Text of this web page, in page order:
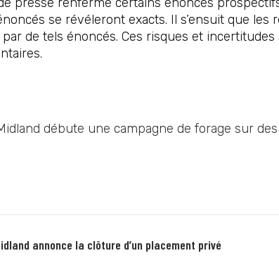
se révéleront exacts. Il s’ensuit que
de tels énoncés. Ces risques et
débute une campagne de forage sur
annonce la clôture d’un placement privé